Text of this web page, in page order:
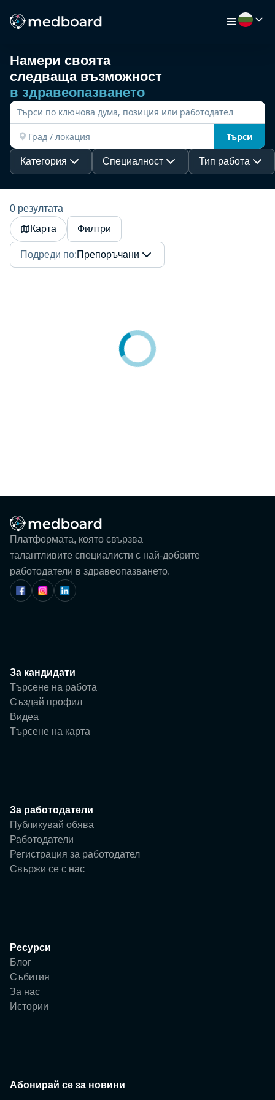
НАЧАЛО
РАБОТА
КАРТА
ВИДЕО
РЕСУРСИ
Потребител
Намери своята
следваща възможност
в здравеопазването
Търси
Категория Специалност Тип работа
0 резултата
Карта
Филтри
Подреди по:Препоръчани
Платформата, която свързва
талантливите специалисти с най-добрите
работодатели в здравеопазването.
За кандидати
Търсене на работа
Създай профил
Видеа
Търсене на карта
За работодатели
Публикувай обява
Работодатели
Регистрация за работодател
Свържи се с нас
Ресурси
Блог
Събития
За нас
Истории
Абонирай се за новини